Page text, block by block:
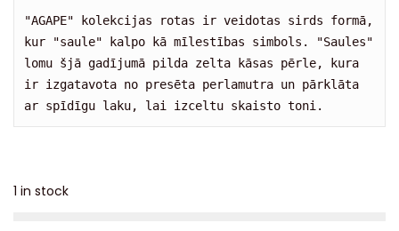
"AGAPE" kolekcijas rotas ir veidotas sirds formā,
kur "saule" kalpo kā mīlestības simbols. "Saules"
lomu šjā gadījumā pilda zelta kāsas pērle, kura
ir izgatavota no presēta perlamutra un pārklāta
ar spīdīgu laku, lai izceltu skaisto toni.
1 in stock